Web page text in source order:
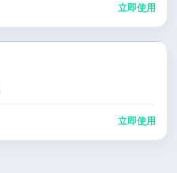
立即使用
立即使用